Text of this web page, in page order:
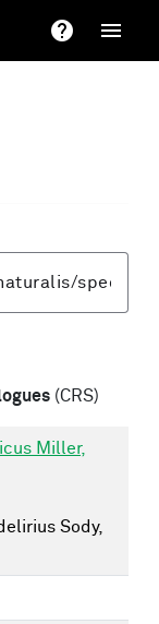
(CRS)
Miller,
Sody,